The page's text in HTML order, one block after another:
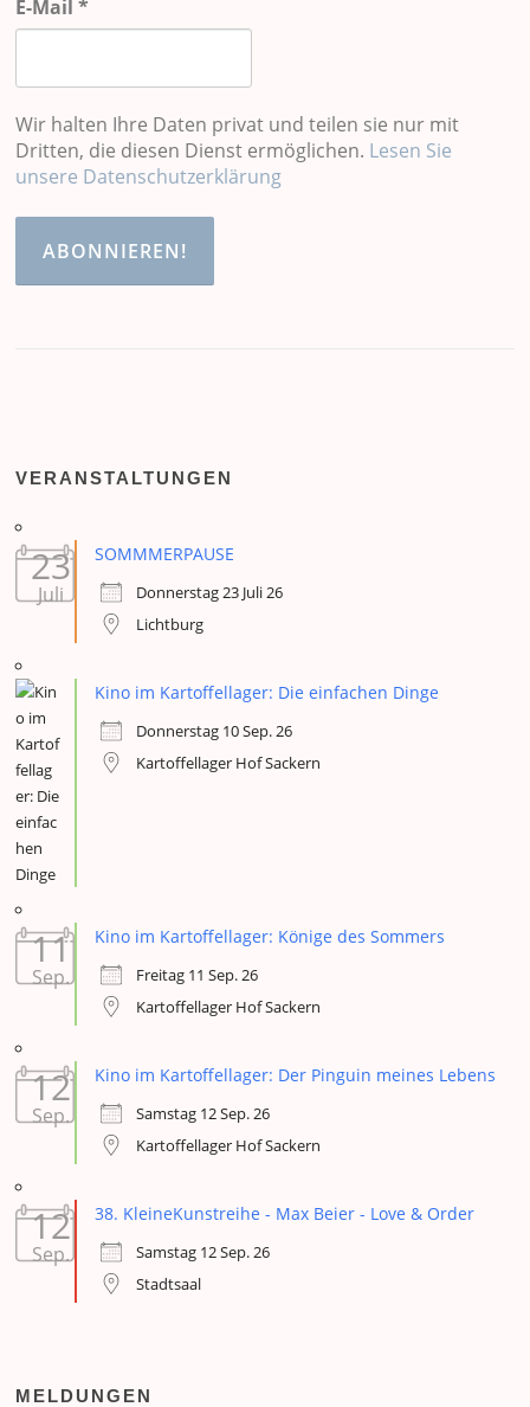
E-Mail*
Wir halten Ihre Daten privat und teilen sie nur mit
Dritten, die diesen Dienst ermöglichen. Lesen Sie
unsere Datenschutzerklärung
VERANSTALTUNGEN
23
Juli
SOMMMERPAUSE
Donnerstag 23 Juli 26
Lichtburg
Kino im Kartoffellager: Die einfachen Dinge
Donnerstag 10 Sep. 26
Kartoffellager Hof Sackern
11
Sep.
Kino im Kartoffellager: Könige des Sommers
Freitag 11 Sep. 26
Kartoffellager Hof Sackern
12
Sep.
Kino im Kartoffellager: Der Pinguin meines Lebens
Samstag 12 Sep. 26
Kartoffellager Hof Sackern
12
Sep.
38. KleineKunstreihe - Max Beier - Love & Order
Samstag 12 Sep. 26
Stadtsaal
MELDUNGEN